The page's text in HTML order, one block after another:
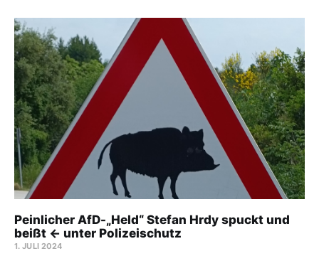
Peinlicher AfD-„Held“ Stefan Hrdy spuckt und
beißt ← unter Polizeischutz
1. JULI 2024